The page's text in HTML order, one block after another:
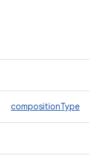
compositionType